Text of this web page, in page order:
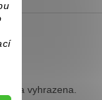
práva vyhrazena.